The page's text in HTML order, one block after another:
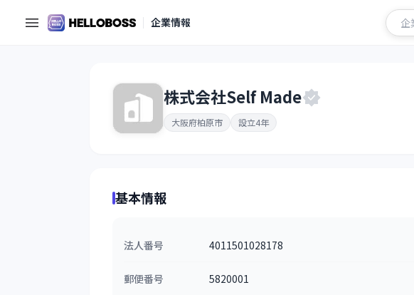
企業情報
株式会社Self Made
大阪府柏原市 設立4年
基本情報
法人番号 4011501028178
郵便番号 5820001